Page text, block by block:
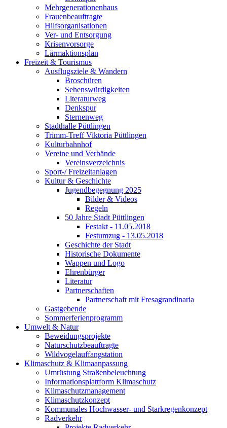
Mehrgenerationenhaus
Frauenbeauftragte
Hilfsorganisationen
Ver- und Entsorgung
Krisenvorsorge
Lärmaktionsplan
Freizeit & Tourismus
Ausflugsziele & Wandern
Broschüren
Sehenswürdigkeiten
Literaturweg
Denkspur
Sternenweg
Stadthalle Püttlingen
Trimm-Treff Viktoria Püttlingen
Kulturbahnhof
Vereine und Verbände
Vereinsverzeichnis
Sport-/ Freizeitanlagen
Kultur & Geschichte
Jugendbegegnung 2025
Bilder & Videos
Regeln
50 Jahre Stadt Püttlingen
Festakt - 11.05.2018
Festumzug - 13.05.2018
Geschichte der Stadt
Historische Dokumente
Wappen und Logo
Ehrenbürger
Literatur
Partnerschaften
Partnerschaft mit Fresagrandinaria
Gastgebende
Sommerferienprogramm
Umwelt & Natur
Beweidungsprojekte
Naturschutzbeauftragte
Wildvogelauffangstation
Klimaschutz & Klimaanpassung
Umrüstung Straßenbeleuchtung
Informationsplattform Klimaschutz
Klimaschutzmanagement
Klimaschutzkonzept
Kommunales Hochwasser- und Starkregenkonzept
Radverkehr